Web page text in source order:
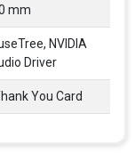
mm
NVIDIA
Driver
You Card
AutoCAD Revit
giá ổn
tính học AutoCAD
tối ưu chi phí giúp
hành mượt mà, không